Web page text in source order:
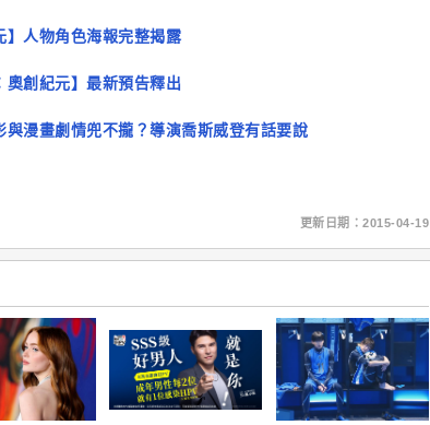
人物角色海報完整揭露
創紀元】最新預告釋出
與漫畫劇情兜不攏？導演喬斯威登有話要說
更新日期：2015-04-19